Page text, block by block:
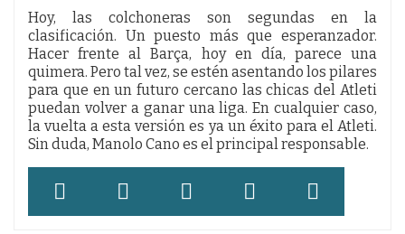
Hoy, las colchoneras son segundas en la
clasificación. Un puesto más que esperanzador.
Hacer frente al Barça, hoy en día, parece una
quimera. Pero tal vez, se estén asentando los pilares
para que en un futuro cercano las chicas del Atleti
puedan volver a ganar una liga. En cualquier caso,
la vuelta a esta versión es ya un éxito para el Atleti.
Sin duda, Manolo Cano es el principal responsable.